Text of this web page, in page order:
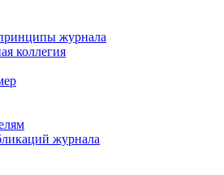
журнала
коллегия
журнала